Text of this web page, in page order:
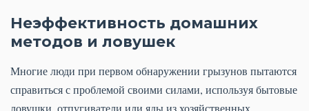
Неэффективность домашних
методов и ловушек
Многие люди при первом обнаружении грызунов пытаются
справиться с проблемой своими силами, используя бытовые
ловушки, отпугиватели или яды из хозяйственных